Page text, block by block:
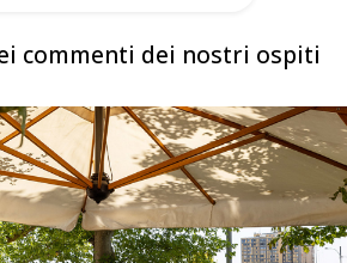
commenti dei nostri ospiti